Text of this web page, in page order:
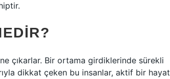
çıkarlar. Bir ortama girdiklerinde sürekli
dikkat çeken bu insanlar, aktif bir hayat